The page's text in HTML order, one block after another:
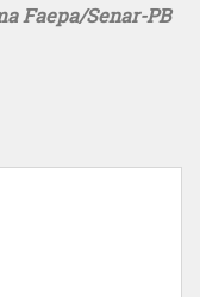
Faepa/Senar-PB